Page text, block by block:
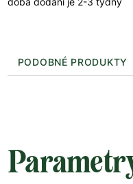
PODOBNÉ PRODUKTY